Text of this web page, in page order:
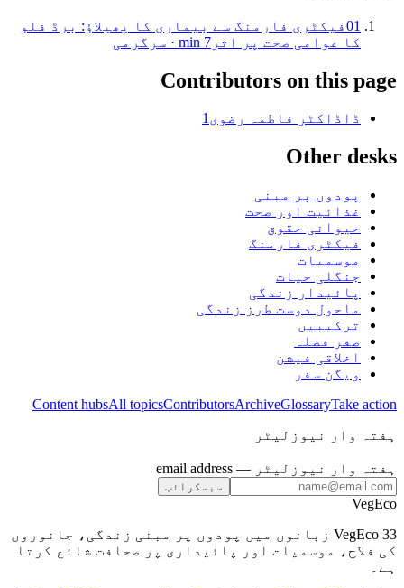
01فیکٹری فارمنگ سے بیماری کا پھیلاؤ: برڈ فلو
کا عوامی صحت پر اثر 7 سرگرمی
Contributors on this page
ڈا ڈاکٹر فاطمہ رضوی1
Other desks
پودوں پر مبنی
غذائیت اور صحت
حیوانی حقوق
فیکٹری فارمنگ
موسمیات
جنگلی حیات
پائیدار زندگی
ماحول دوست طرز زندگی
ترکیبیں
صفر فضلہ
اخلاقی فیشن
ویگن سفر
Content hubsAll topicsContributorsArchiveGlossaryTake action
ہفتہ وار نیوزلیٹر
ہفتہ وار نیوزلیٹر — email address
سبسکرائب
VegEco
VegEco 33 زبانوں میں پودوں پر مبنی زندگی، جانوروں
کی فلاح، موسمیات اور پائیداری پر صحافت شائع کرتا
ہے۔